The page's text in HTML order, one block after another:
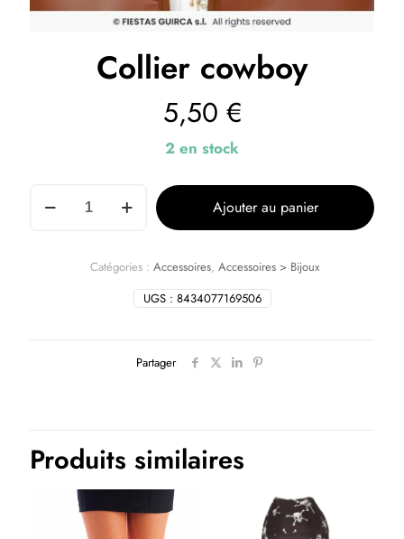
Collier cowboy
5,50 €
2 en stock
Ajouter au panier
UGS : 8434077169506
Catégories : Accessoires, Accessoires > Bijoux
Partager
Produits similaires